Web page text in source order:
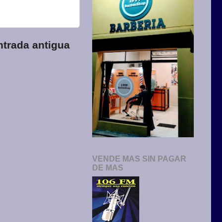
antigua
VENDE MAS SIN PAGAR
DE MAS